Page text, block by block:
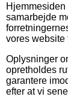
samarbejde
vores website
Oplysninger
opretholdes
garantere
efter at vi